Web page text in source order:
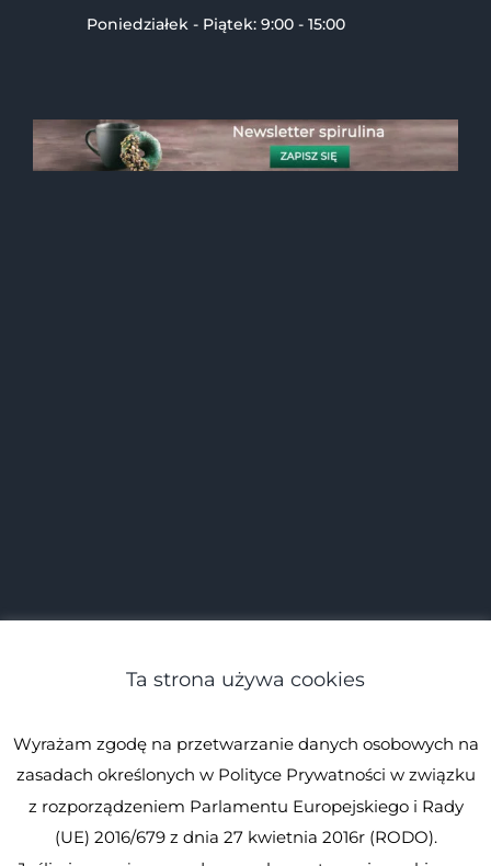
Poniedziałek - Piątek: 9:00 - 15:00
Ta strona używa cookies
Wyrażam zgodę na przetwarzanie danych osobowych na
zasadach określonych w Polityce Prywatności w związku
z rozporządzeniem Parlamentu Europejskiego i Rady
(UE) 2016/679 z dnia 27 kwietnia 2016r (RODO).